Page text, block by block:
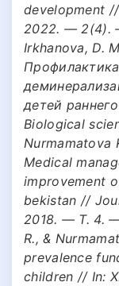
development
2022. — 2(4).
Irkhanova, D.
детей
Biological
Nurmamatova
Medical
improvement
bekistan //
2018. — Т. 4. —
R., &
prevalence
children // In: